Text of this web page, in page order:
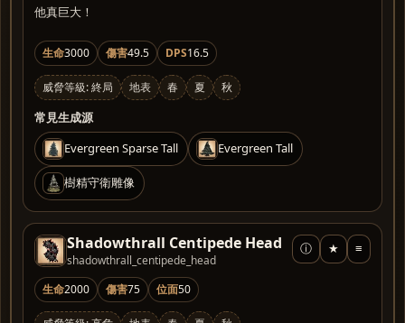
他真巨大！
生命3000 傷害49.5 DPS16.5
威脅等級: 終局 地表 春 夏 秋
常見生成源
Evergreen Sparse Tall
Evergreen Tall
樹精守衛雕像
Shadowthrall Centipede Head
shadowthrall_centipede_head
ⓘ ★ ≡
生命2000 傷害75 位面50